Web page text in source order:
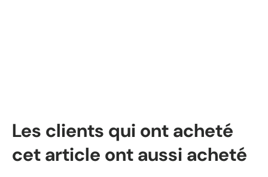
Les clients qui ont acheté
cet article ont aussi acheté